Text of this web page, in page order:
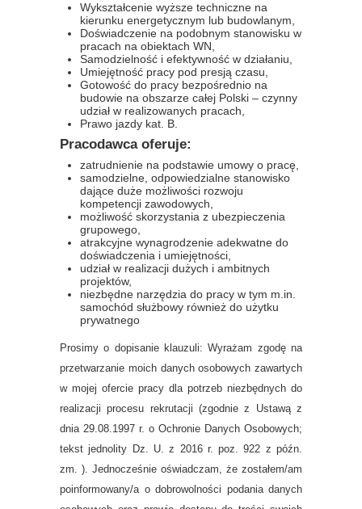
Wykształcenie wyższe techniczne na
kierunku energetycznym lub budowlanym,
Doświadczenie na podobnym stanowisku w
pracach na obiektach WN,
Samodzielność i efektywność w działaniu,
Umiejętność pracy pod presją czasu,
Gotowość do pracy bezpośrednio na
budowie na obszarze całej Polski – czynny
udział w realizowanych pracach,
Prawo jazdy kat. B.
Pracodawca oferuje:
zatrudnienie na podstawie umowy o pracę,
samodzielne, odpowiedzialne stanowisko
dające duże możliwości rozwoju
kompetencji zawodowych,
możliwość skorzystania z ubezpieczenia
grupowego,
atrakcyjne wynagrodzenie adekwatne do
doświadczenia i umiejętności,
udział w realizacji dużych i ambitnych
projektów,
niezbędne narzędzia do pracy w tym m.in.
samochód służbowy również do użytku
prywatnego
Prosimy o dopisanie klauzuli: Wyrażam zgodę na
przetwarzanie moich danych osobowych zawartych
w mojej ofercie pracy dla potrzeb niezbędnych do
realizacji procesu rekrutacji (zgodnie z Ustawą z
dnia 29.08.1997 r. o Ochronie Danych Osobowych;
tekst jednolity Dz. U. z 2016 r. poz. 922 z późn.
zm. ). Jednocześnie oświadczam, że zostałem/am
poinformowany/a o dobrowolności podania danych